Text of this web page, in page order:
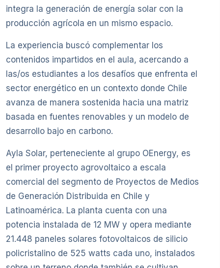
integra la generación de energía solar con la
producción agrícola en un mismo espacio.
La experiencia buscó complementar los
contenidos impartidos en el aula, acercando a
las/os estudiantes a los desafíos que enfrenta el
sector energético en un contexto donde Chile
avanza de manera sostenida hacia una matriz
basada en fuentes renovables y un modelo de
desarrollo bajo en carbono.
Ayla Solar, perteneciente al grupo OEnergy, es
el primer proyecto agrovoltaico a escala
comercial del segmento de Proyectos de Medios
de Generación Distribuida en Chile y
Latinoamérica. La planta cuenta con una
potencia instalada de 12 MW y opera mediante
21.448 paneles solares fotovoltaicos de silicio
policristalino de 525 watts cada uno, instalados